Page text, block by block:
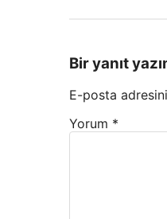
Bir yanıt
E-posta
Yorum *